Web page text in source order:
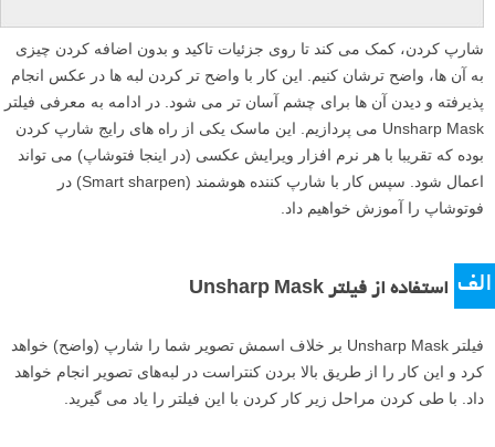
شارپ کردن، کمک می کند تا روی جزئیات تاکید و بدون اضافه کردن چیزی
به آن ها، واضح ترشان کنیم. این کار با واضح تر کردن لبه ها در عکس انجام
پذیرفته و دیدن آن ها برای چشم آسان تر می شود. در ادامه به معرفی فیلتر
Unsharp Mask می پردازیم. این ماسک یکی از راه های رایج شارپ کردن
بوده که تقریبا با هر نرم افزار ویرایش عکسی (در اینجا فتوشاپ) می تواند
اعمال شود. سپس کار با شارپ کننده هوشمند (Smart sharpen) در
فوتوشاپ را آموزش خواهیم داد.
الف استفاده از فیلتر Unsharp Mask
فیلتر Unsharp Mask بر خلاف اسمش تصویر شما را شارپ (واضح) خواهد
کرد و این کار را از طریق بالا بردن کنتراست در لبه‌های تصویر انجام خواهد
داد. با طی کردن مراحل زیر کار کردن با این فیلتر را یاد می گیرید.